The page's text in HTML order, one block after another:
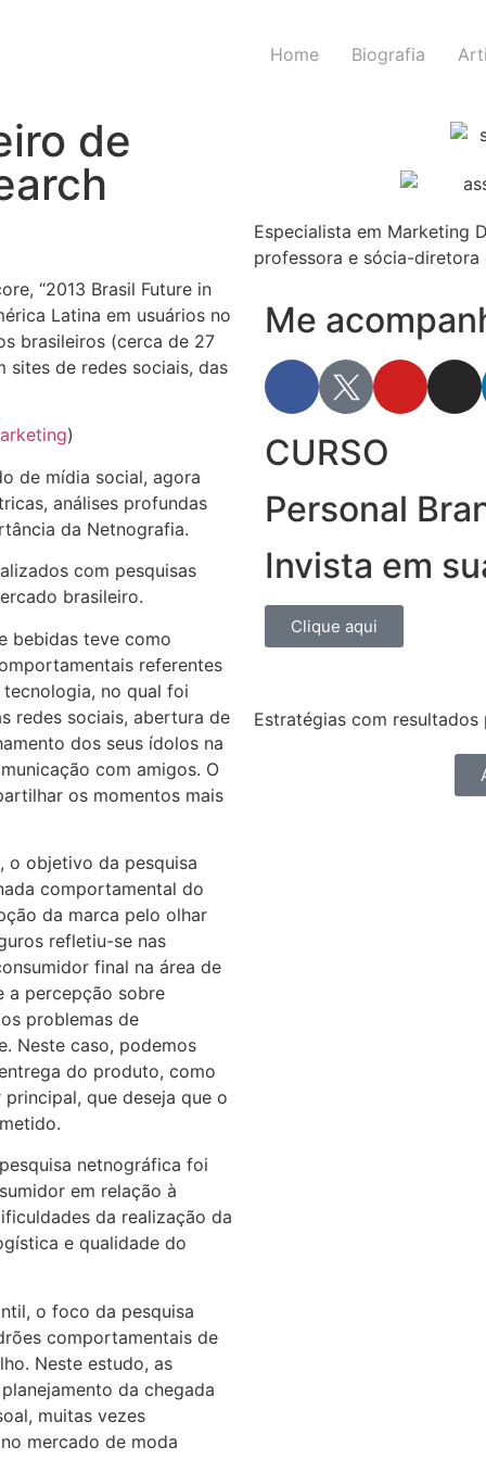
Home Biografia
de
“2013 Brasil Future in
Latina em usuários no
brasileiros (cerca de 27
sites de redes sociais, das
)
de mídia social, agora
análises profundas
da Netnografia.
com pesquisas
brasileiro.
bebidas teve como
referentes
no qual foi
redes sociais, abertura de
dos seus ídolos na
com amigos. O
os momentos mais
o objetivo da pesquisa
comportamental do
da marca pelo olhar
refletiu-se nas
final na área de
a percepção sobre
problemas de
Neste caso, podemos
do produto, como
que deseja que o
netnográfica foi
em relação à
da realização da
e qualidade do
o foco da pesquisa
comportamentais de
Neste estudo, as
da chegada
muitas vezes
mercado de moda
Especialista em Marketing
professora e sócia-diretora
Me
CURSO
Personal
Invista em
Clique aqui
Estratégias com